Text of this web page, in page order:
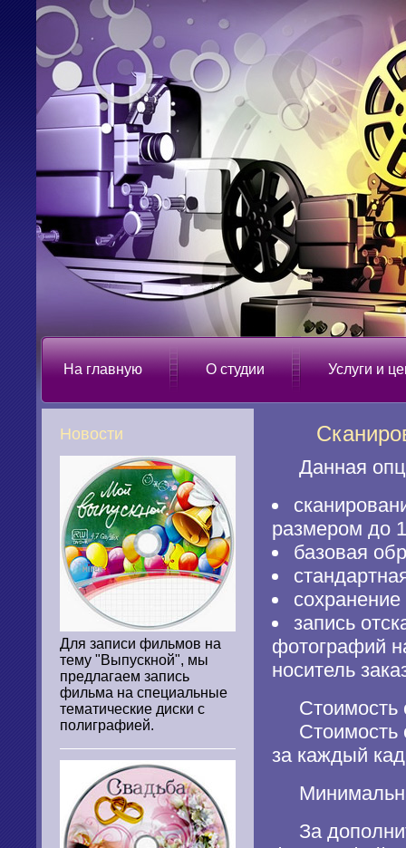
На главную О студии Услуги и
Новости
Для записи фильмов на
тему "Выпускной", мы
предлагаем запись
фильма на специальные
тематические диски с
полиграфией.
Данная
размером до
базовая
запись
фотографий
носитель
Стоимость
Стоимость
за каждый
За